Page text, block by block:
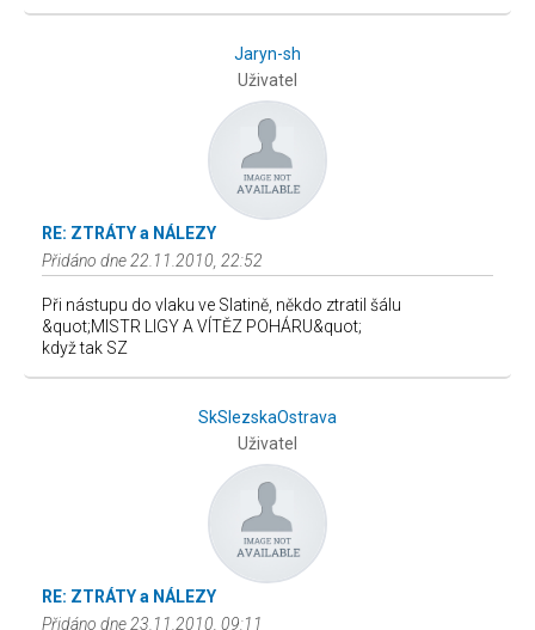
Jaryn-sh
Uživatel
RE: ZTRÁTY a NÁLEZY
Přidáno dne 22.11.2010, 22:52
Při nástupu do vlaku ve Slatině, někdo ztratil šálu
&quot;MISTR LIGY A VÍTĚZ POHÁRU&quot;
když tak SZ
SkSlezskaOstrava
Uživatel
RE: ZTRÁTY a NÁLEZY
Přidáno dne 23.11.2010, 09:11